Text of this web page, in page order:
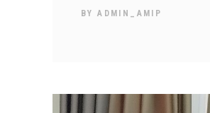
BYADMIN_AMIP